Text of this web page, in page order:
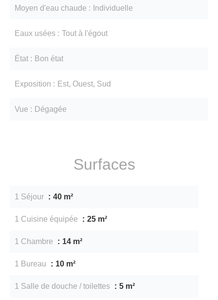
Moyen d'eau chaude Individuelle
Eaux usées Tout à l'égout
État Bon état
Exposition Est, Ouest, Sud
Vue Dégagée
Surfaces
1 Séjour 40 m²
1 Cuisine équipée 25 m²
1 Chambre 14 m²
1 Bureau 10 m²
1 Salle de douche / toilettes 5 m²